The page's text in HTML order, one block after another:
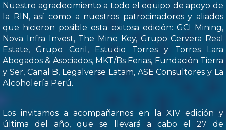
Nuestro agradecimiento a todo el equipo de apoyo de
la RIN, así como a nuestros patrocinadores y aliados
que hicieron posible esta exitosa edición: GCI Mining,
Nova Infra Invest, The Mine Key, Grupo Cervera Real
Estate, Grupo Coril, Estudio Torres y Torres Lara
Abogados & Asociados, MKT/Bs Ferias, Fundación Tierra
y Ser, Canal B, Legalverse Latam, ASE Consultores y La
Alcoholería Perú.
Los invitamos a acompañarnos en la XIV edición y
última del año, que se llevará a cabo el 27 de